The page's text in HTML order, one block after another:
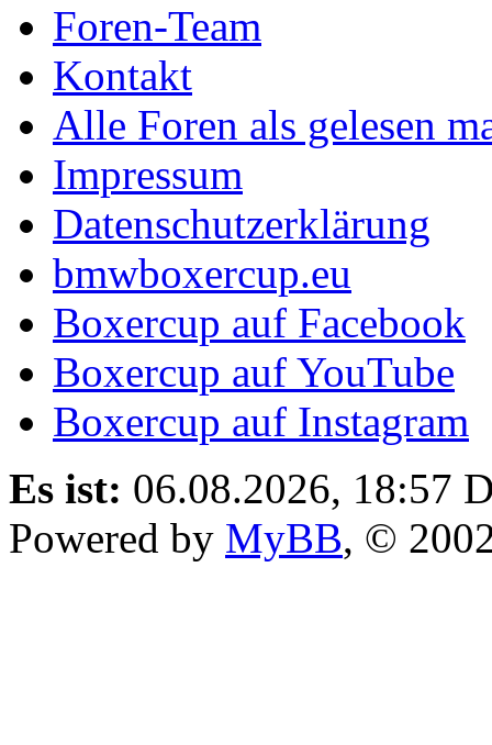
Foren-Team
Kontakt
Alle Foren als gelesen
Impressum
Datenschutzerklärung
bmwboxercup.eu
Boxercup auf Facebook
Boxercup auf YouTube
Boxercup auf Instagram
Es ist: 06.08.2026, 18:57
Powered by MyBB, ©